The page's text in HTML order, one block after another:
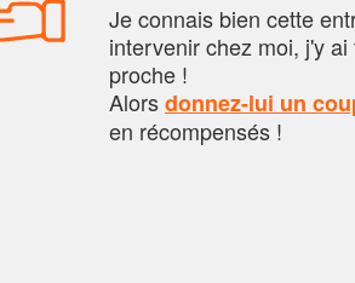
Je connais bien cette
intervenir chez moi, j'y
proche !
Alorsdonnez-lui un
en récompensés !